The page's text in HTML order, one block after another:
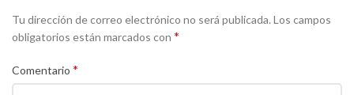
Tu dirección de correo electrónico no será publicada.Los campos
obligatorios están marcados con *
Comentario *